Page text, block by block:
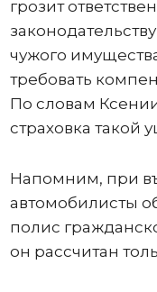
грозит
чужого
требовать
По словам
страховка такой
Напомним, при
автомобилисты
полис
он рассчитан